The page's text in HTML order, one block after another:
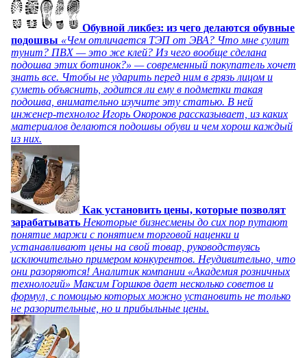
Обувной ликбез: из чего делаются обувные
подошвы «Чем отличается ТЭП от ЭВА? Что мне сулит
тунит? ПВХ — это же клей? Из чего вообще сделана
подошва этих ботинок?» — современный покупатель хочет
знать все. Чтобы не ударить перед ним в грязь лицом и
суметь объяснить, годится ли ему в подметки такая
подошва, внимательно изучите эту статью. В ней
инженер-технолог Игорь Окороков рассказывает, из каких
материалов делаются подошвы обуви и чем хорош каждый
из них.
Как установить цены, которые позволят
зарабатывать Некоторые бизнесмены до сих пор путают
понятие маржи с понятием торговой наценки и
устанавливают цены на свой товар, руководствуясь
исключительно примером конкурентов. Неудивительно, что
они разоряются! Аналитик компании «Академия розничных
технологий» Максим Горшков дает несколько советов и
формул, с помощью которых можно установить не только
не разорительные, но и прибыльные цены.